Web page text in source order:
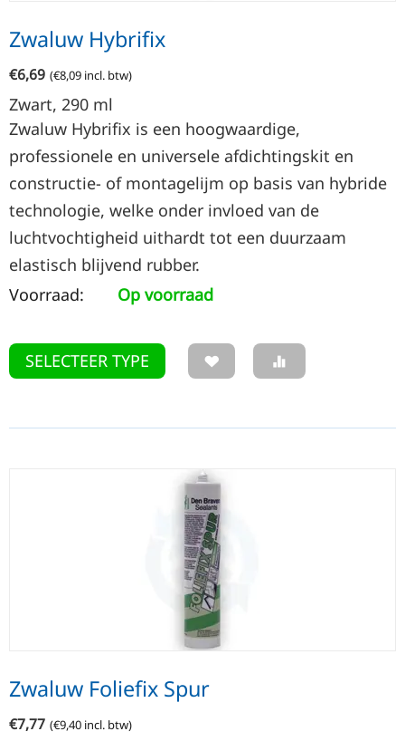
Zwaluw Hybrifix
€6,69 (€8,09 incl. btw)
Zwart, 290 ml
Zwaluw Hybrifix is een hoogwaardige,
professionele en universele afdichtingskit en
constructie- of montagelijm op basis van hybride
technologie, welke onder invloed van de
luchtvochtigheid uithardt tot een duurzaam
elastisch blijvend rubber.
Voorraad:
Op voorraad
SELECTEER TYPE
Zwaluw Foliefix Spur
€7,77 (€9,40 incl. btw)